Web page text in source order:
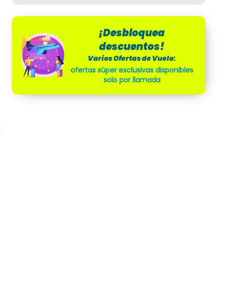
¡Desbloquea
descuentos!
Varios Ofertas de Vuelo:
ofertas súper exclusivas disponibles
solo por llamada